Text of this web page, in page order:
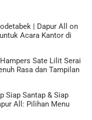
| Dapur All
on
Acara Kantor di
Sate Lilit Serai
Rasa dan Tampilan
Siap Santap & Siap
All: Pilihan Menu